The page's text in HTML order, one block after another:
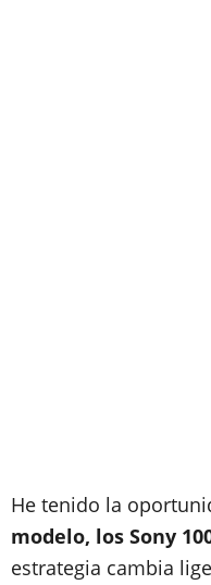
He tenido la
modelo, los Sony
estrategia cambia